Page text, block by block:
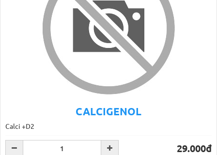
CALCIGENOL
Calci +D2
29.000đ